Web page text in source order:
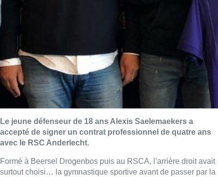
Le jeune défenseur de 18 ans Alexis Saelemaekers a
accepté de signer un contrat professionnel de quatre ans
avec le RSC Anderlecht.
Formé à Beersel Drogenbos puis au RSCA, l’arrière droit avait
surtout choisi… la gymnastique sportive avant de passer par la